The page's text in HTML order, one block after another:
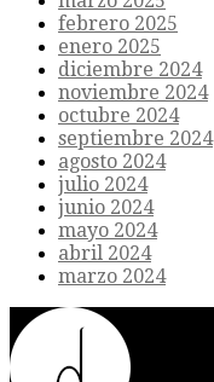
febrero 2025
enero 2025
diciembre 2024
noviembre 2024
octubre 2024
septiembre 2024
agosto 2024
julio 2024
junio 2024
mayo 2024
abril 2024
marzo 2024